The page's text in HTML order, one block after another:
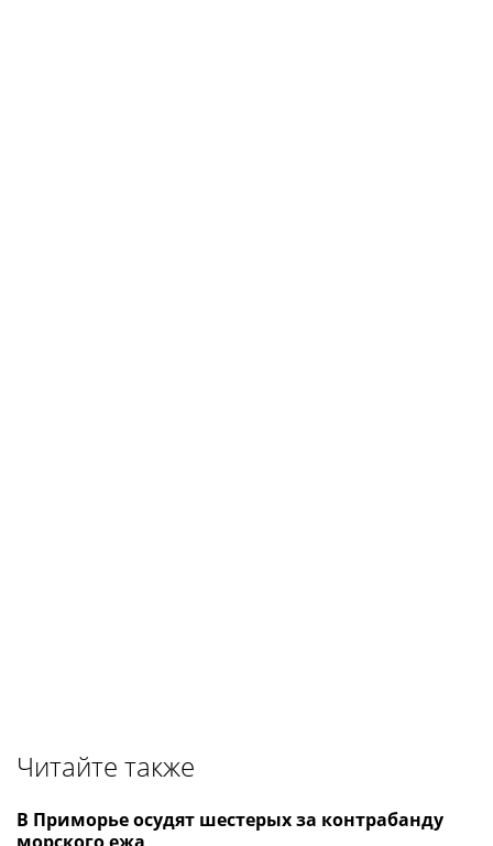
Читайте также
В Приморье осудят шестерых за контрабанду